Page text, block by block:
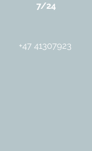
7/24
+47 41307923